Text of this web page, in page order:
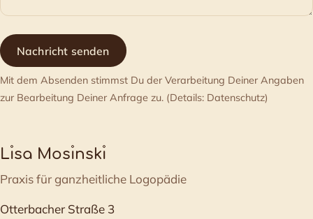
Nachricht senden
Mit dem Absenden stimmst Du der Verarbeitung Deiner Angaben
zur Bearbeitung Deiner Anfrage zu. (Details: Datenschutz)
Lısa Mosınskı
Praxis für ganzheitliche Logopädie
Otterbacher Straße 3